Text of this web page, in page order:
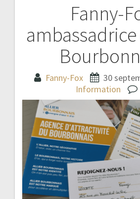
Fanny-
ambassadrice
Fanny-Fox
30
Information
Navigation
de
l’article